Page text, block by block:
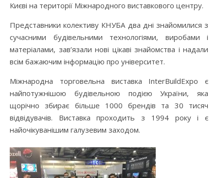
Києві на території Міжнародного виставкового центру.
Представники колективу КНУБА два дні знайомилися з
сучасними будівельними технологіями, виробами і
матеріалами, зав’язали нові цікаві знайомства і надали
всім бажаючим інформацію про університет.
Міжнародна торговельна виставка InterBuildExpo є
найпотужнішою будівельною подією України, яка
щорічно збирає більше 1000 брендів та 30 тисяч
відвідувачів. Виставка проходить з 1994 року і є
найочікуванішим галузевим заходом.